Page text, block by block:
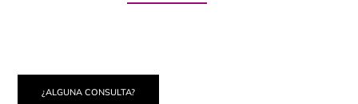
¿ALGUNA CONSULTA?